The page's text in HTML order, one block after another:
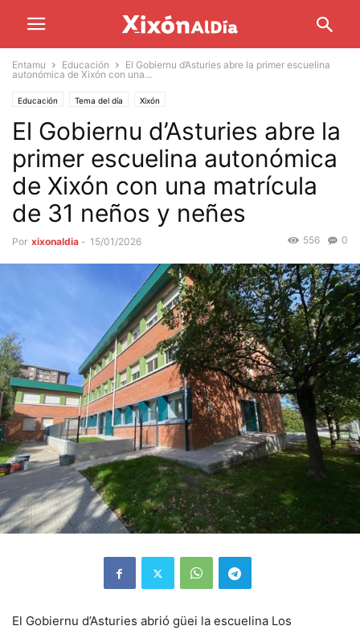
Entamu Educación
El Gobiernu d’Asturies abre la primer escuelina
autonómica de Xixón con una...
Educación Tema del día Xixón
El Gobiernu d’Asturies abre la
primer escuelina autonómica
de Xixón con una matrícula
de 31 neños y neñes
Por xixonaldia - 15/01/2026 0
556
El Gobiernu d’Asturies abrió güei la escuelina Los